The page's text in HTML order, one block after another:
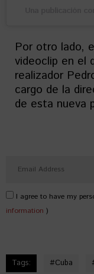
Por otro lado,
videoclip en el
realizador
cargo de la
de esta nueva
I agree to have my
information )
Tags: #Cuba